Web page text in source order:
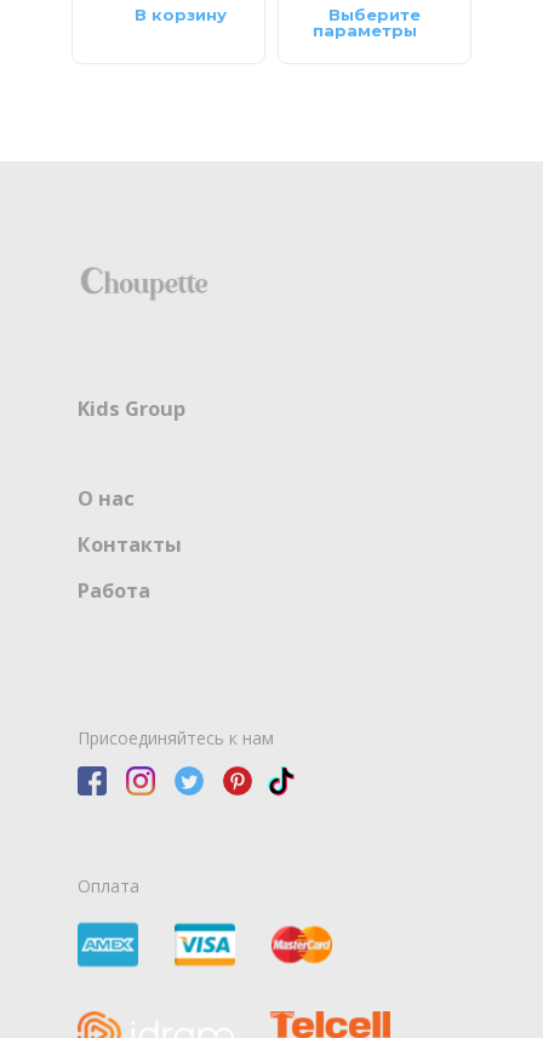
В корзину
Выберите
параметры
Kids Group
О нас
Контакты
Работа
Присоединяйтесь к нам
Оплата